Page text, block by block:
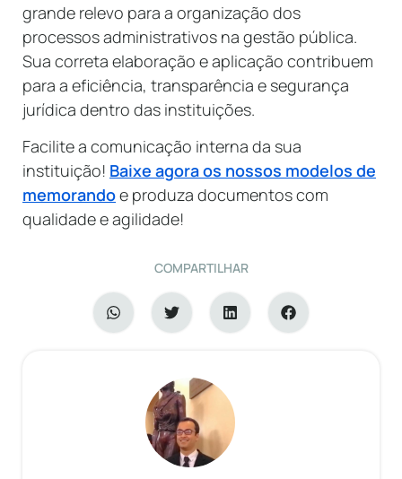
grande relevo para a organização dos
processos administrativos na gestão pública.
Sua correta elaboração e aplicação contribuem
para a eficiência, transparência e segurança
jurídica dentro das instituições.
Facilite a comunicação interna da sua
instituição! Baixe agora os nossos modelos de
memorandoe produza documentos com
qualidade e agilidade!
COMPARTILHAR